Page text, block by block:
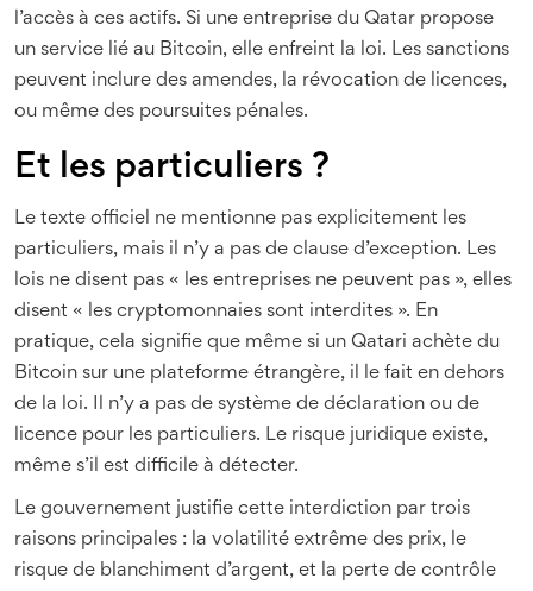
l’accès à ces actifs. Si une entreprise du Qatar propose
un service lié au Bitcoin, elle enfreint la loi. Les sanctions
peuvent inclure des amendes, la révocation de licences,
ou même des poursuites pénales.
Et les particuliers ?
Le texte officiel ne mentionne pas explicitement les
particuliers, mais il n’y a pas de clause d’exception. Les
lois ne disent pas « les entreprises ne peuvent pas », elles
disent « les cryptomonnaies sont interdites ». En
pratique, cela signifie que même si un Qatari achète du
Bitcoin sur une plateforme étrangère, il le fait en dehors
de la loi. Il n’y a pas de système de déclaration ou de
licence pour les particuliers. Le risque juridique existe,
même s’il est difficile à détecter.
Le gouvernement justifie cette interdiction par trois
raisons principales : la volatilité extrême des prix, le
risque de blanchiment d’argent, et la perte de contrôle